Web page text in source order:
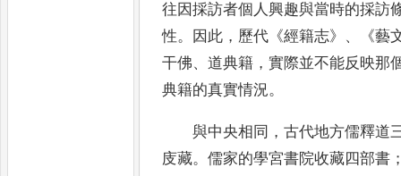
往因採訪者個人興趣與當時的採訪
性。 因此 ， 歷代 《經籍志》、《藝
干佛、道典籍 ，實際並不能反映那
典籍的真實情況。
與中央相同 ，古代地方儒釋道
庋藏。儒家的學宮書院收藏四部書